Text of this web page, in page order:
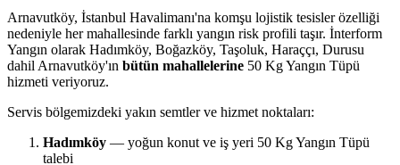
Arnavutköy, İstanbul Havalimanı'na komşu lojistik tesisler özelliği
nedeniyle her mahallesinde farklı yangın risk profili taşır. İnterform
Yangın olarak Hadımköy, Boğazköy, Taşoluk, Haraççı, Durusu
dahil Arnavutköy'ın bütün mahallelerine 50 Kg Yangın Tüpü
hizmeti veriyoruz.
Servis bölgemizdeki yakın semtler ve hizmet noktaları:
Hadımköy — yoğun konut ve iş yeri 50 Kg Yangın Tüpü
talebi